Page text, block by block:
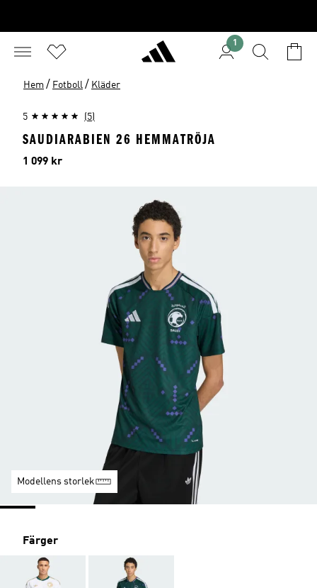
1
Hem / Fotboll / Kläder
5 (5)
SAUDIARABIEN 26 HEMMATRÖJA
Pris
1 099 kr
Modellens storlek
Färger